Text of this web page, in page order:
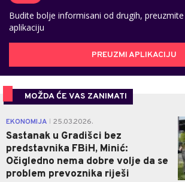
Budite bolje informisani od drugih,
aplikaciju
PREUZMI APLIKACIJU
MOŽDA ĆE VAS ZANIMATI
EKONOMIJA 25.03.2026.
Sastanak u Gradišci bez
predstavnika FBiH, Minić:
Očigledno nema dobre volje da se
problem prevoznika riješi